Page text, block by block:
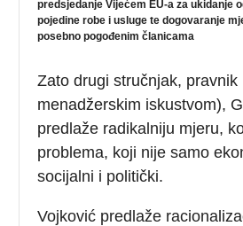
predsjedanje Vijećem EU-a za ukidanje
pojedine robe i usluge te dogovaranje
posebno pogođenim članicama
Zato drugi stručnjak, pravnik
menadžerskim iskustvom),
predlaže radikalniju mjeru,
problema, koji nije samo
socijalni i politički.
Vojković predlaže